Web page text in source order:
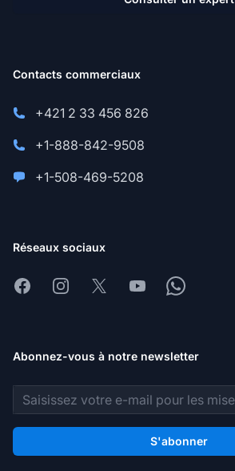
Contacts commerciaux
+421 2 33 456 826
+1-888-842-9508
+1-508-469-5208
Réseaux sociaux
FacebookInstagram
X YoutubeWhatsapp
Abonnez-vous à notre newsletter
Adresse e-mail
S'abonner